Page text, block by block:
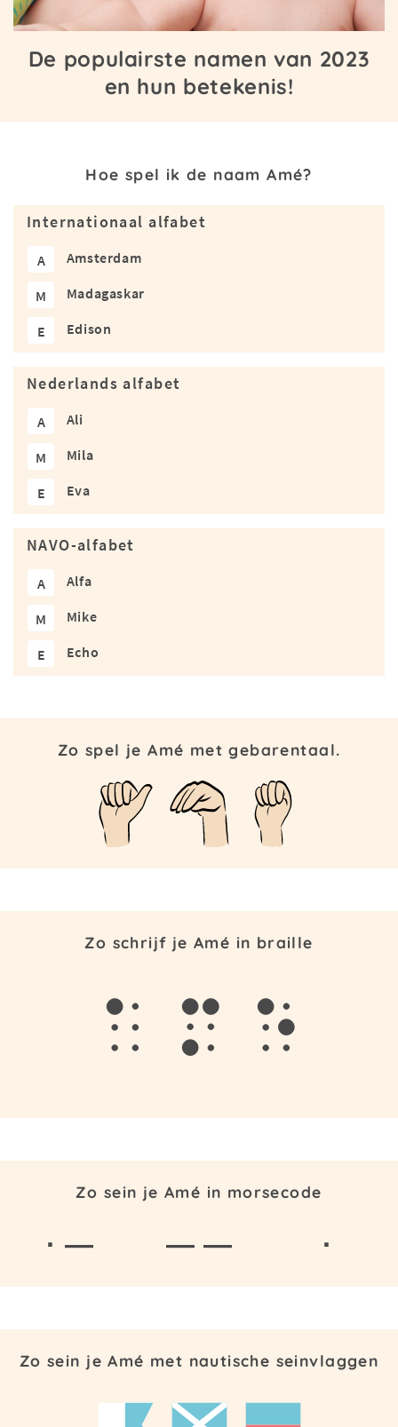
De populairste namen van 2023
en hun betekenis!
Hoe spel ik de naam Amé?
Internationaal alfabet
A Amsterdam
M Madagaskar
E Edison
Nederlands alfabet
A Ali
M Mila
E Eva
NAVO-alfabet
A Alfa
M Mike
E Echo
Zo spel je Amé met gebarentaal.
Zo schrijf je Amé in braille
a m e
Zo sein je Amé in morsecode
· — — — ·
Zo sein je Amé met nautische seinvlaggen